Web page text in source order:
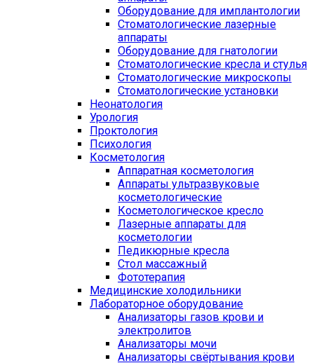
Оборудование для имплантологии
Стоматологические лазерные
аппараты
Оборудование для гнатологии
Стоматологические кресла и стулья
Стоматологические микроскопы
Стоматологические установки
Неонатология
Урология
Проктология
Психология
Косметология
Аппаратная косметология
Аппараты ультразвуковые
косметологические
Косметологическое кресло
Лазерные аппараты для
косметологии
Педикюрные кресла
Стол массажный
Фототерапия
Медицинские холодильники
Лабораторное оборудование
Анализаторы газов крови и
электролитов
Анализаторы мочи
Анализаторы свёртывания крови